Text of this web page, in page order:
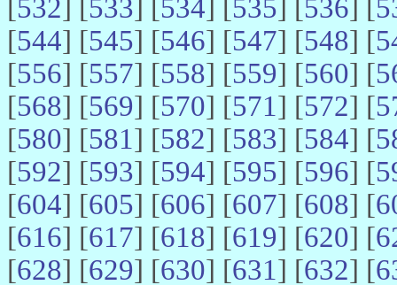
[532] [533] [534] [535] [536] [
[544] [545] [546] [547] [548] [
[556] [557] [558] [559] [560] [
[568] [569] [570] [571] [572] [
[580] [581] [582] [583] [584] [
[592] [593] [594] [595] [596] [
[604] [605] [606] [607] [608] [
[616] [617] [618] [619] [620] [
[628] [629] [630] [631] [632] [